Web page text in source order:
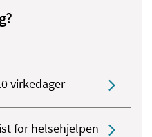
virkedager
for helsehjelpen